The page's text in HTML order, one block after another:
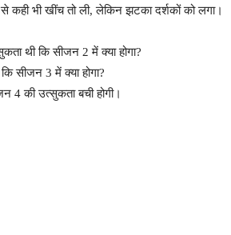
कही भी खींच तो ली, लेकिन झटका दर्शकों को लगा।
थी कि सीजन 2 में क्या होगा?
सीजन 3 में क्या होगा?
4 की उत्सुकता बची होगी।